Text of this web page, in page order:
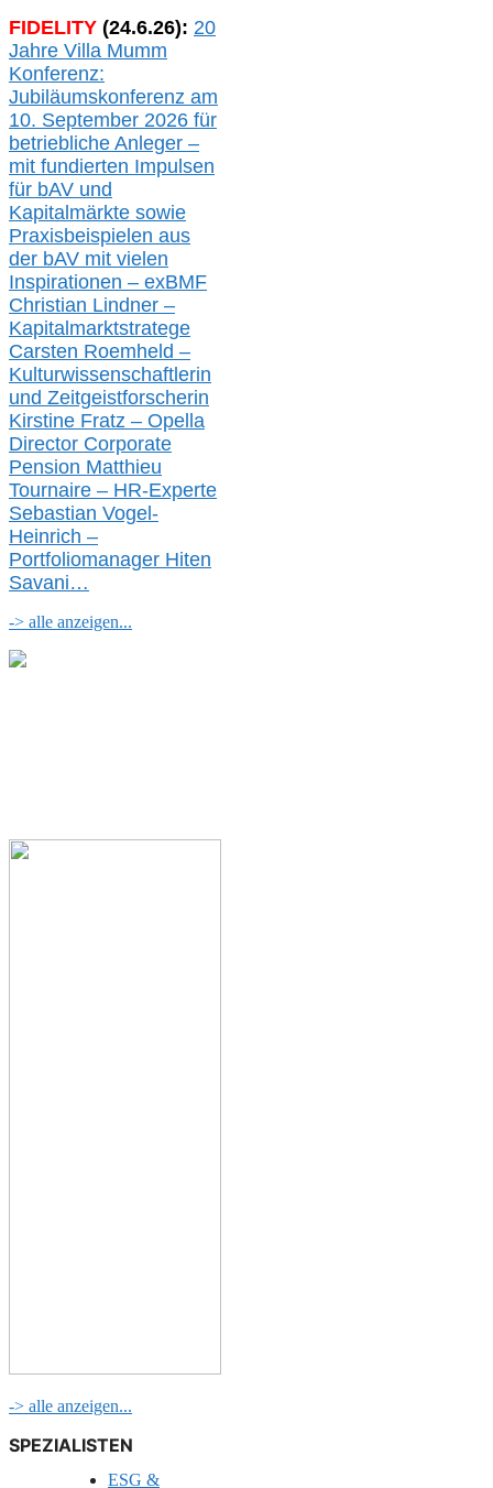
FIDELITY (24.6.26): 20
Jahre Villa Mumm
Konferenz:
Jubiläumskonferenz am
10. September 2026 für
betriebliche Anleger –
mit fundierten Impulsen
für bAV und
Kapitalmärkte sowie
Praxisbeispielen aus
der bAV mit vielen
Inspirationen – exBMF
Christian Lindner –
Kapitalmarktstratege
Carsten Roemheld –
Kulturwissenschaftlerin
und Zeitgeistforscherin
Kirstine Fratz – Opella
Director Corporate
Pension Matthieu
Tournaire – HR-Experte
Sebastian Vogel-
Heinrich –
Portfoliomanager Hiten
Savani…
-> alle anzeigen...
-> alle anzeigen...
SPEZIALISTEN
ESG &